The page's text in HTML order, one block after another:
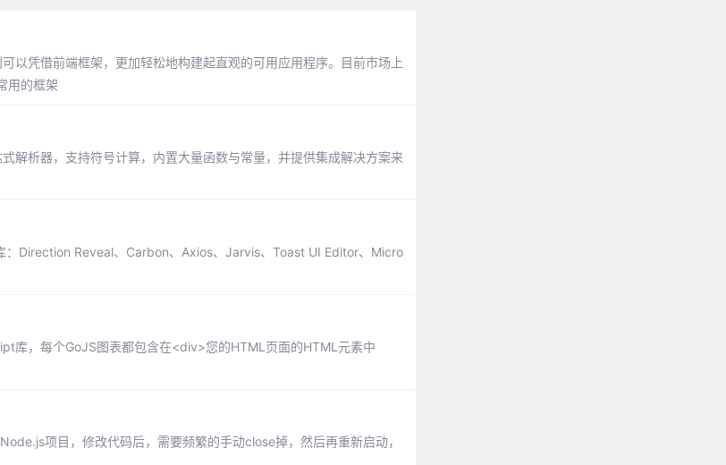
以凭借前端框架，更加轻松地构建起直观的可用应用程序。目前市场上
用的框架
析器，支持符号计算，内置大量函数与常量，并提供集成解决方案来
：Direction Reveal、Carbon、Аxios、Jarvis、Toast UI Editor、Micro
库，每个GoJS图表都包含在<div>您的HTML页面的HTML元素中
项目，修改代码后，需要频繁的手动close掉，然后再重新启动，